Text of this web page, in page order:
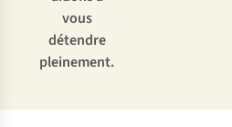
vous
détendre
pleinement.